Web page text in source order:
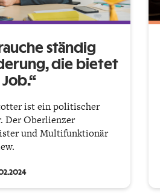
ständig
die bietet
ist ein politischer
Der Oberlienzer
und Multifunktionär